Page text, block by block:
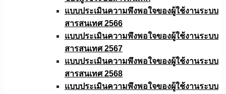
แบบประเมินความพึงพอใจของผู้ใช้งานระบบ
สารสนเทศ 2566
แบบประเมินความพึงพอใจของผู้ใช้งานระบบ
สารสนเทศ 2567
แบบประเมินความพึงพอใจของผู้ใช้งานระบบ
สารสนเทศ 2568
แบบประเมินความพึงพอใจของผู้ใช้งานระบบ